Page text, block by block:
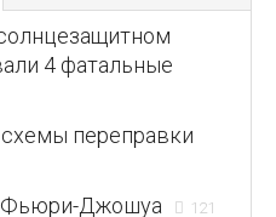
4 фатальные
переправки
Фьюри-Джошуа 121